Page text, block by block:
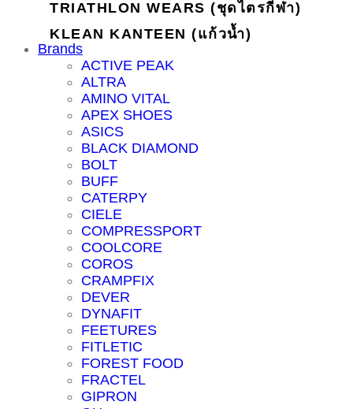
TRIATHLON WEARS (ชุดไตรกีฬา)
KLEAN KANTEEN (แก้วน้ำ)
Brands
ACTIVE PEAK
ALTRA
AMINO VITAL
APEX SHOES
ASICS
BLACK DIAMOND
BOLT
BUFF
CATERPY
CIELE
COMPRESSPORT
COOLCORE
COROS
CRAMPFIX
DEVER
DYNAFIT
FEETURES
FITLETIC
FOREST FOOD
FRACTEL
GIPRON